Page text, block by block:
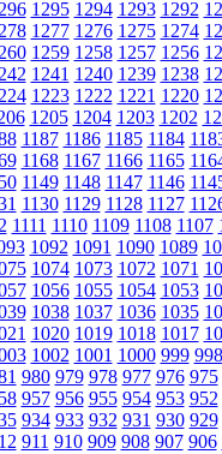
1295 1294 1293 1292
1277 1276 1275 1274
1259 1258 1257 1256
1241 1240 1239 1238
1223 1222 1221 1220
1205 1204 1203 1202
1187 1186 1185 1184
1168 1167 1166 1165
1149 1148 1147 1146
1130 1129 1128 1127
1111 1110 1109 1108 1107
1092 1091 1090 1089
1074 1073 1072 1071
1056 1055 1054 1053
1038 1037 1036 1035
1020 1019 1018 1017
1002 1001 1000 999 998
980 979 978 977 976 975
957 956 955 954 953 952
934 933 932 931 930 929
911 910 909 908 907 906